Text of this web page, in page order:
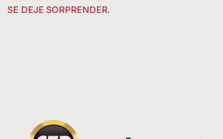
SE DEJE SORPRENDER.